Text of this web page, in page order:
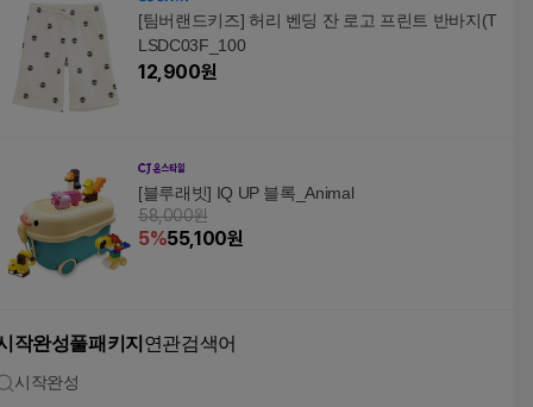
[팀버랜드키즈] 허리 벤딩 잔 로고 프린트 반바지(T
LSDC03F_100
12,900원
[블루래빗] IQ UP 블록_Animal
58,000원
5%55,100원
작완성풀패키지 연관검색어
시작완성